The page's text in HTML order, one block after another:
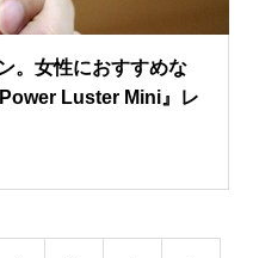
。女性におすすめな
Luster Mini』レ